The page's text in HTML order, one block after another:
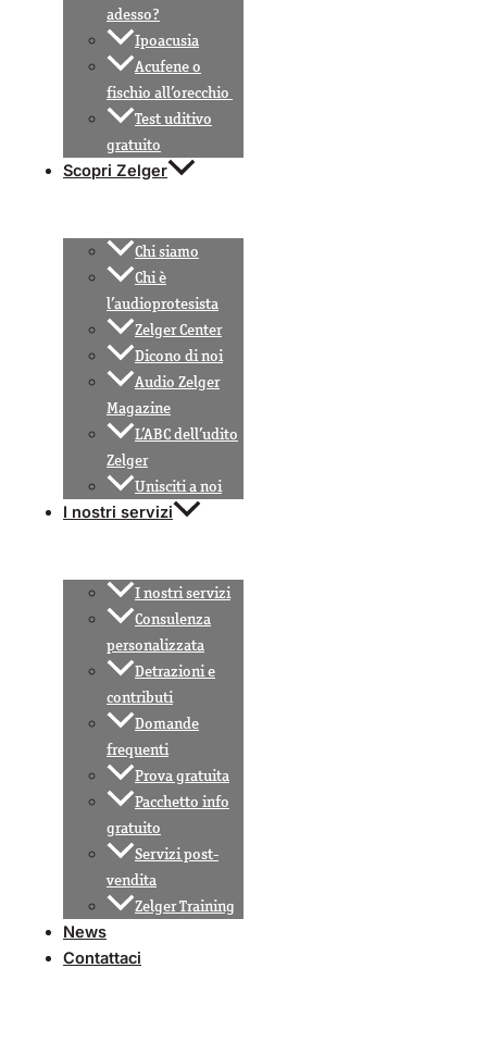
adesso?
Ipoacusia
Acufene o
fischio all’orecchio
Test uditivo
gratuito
Scopri Zelger
Chi siamo
Chi è
l’audioprotesista
Zelger Center
Dicono di noi
Audio Zelger
Magazine
L’ABC dell’udito
Zelger
Unisciti a noi
I nostri servizi
I nostri servizi
Consulenza
personalizzata
Detrazioni e
contributi
Domande
frequenti
Prova gratuita
Pacchetto info
gratuito
Servizi post-
vendita
Zelger Training
News
Contattaci